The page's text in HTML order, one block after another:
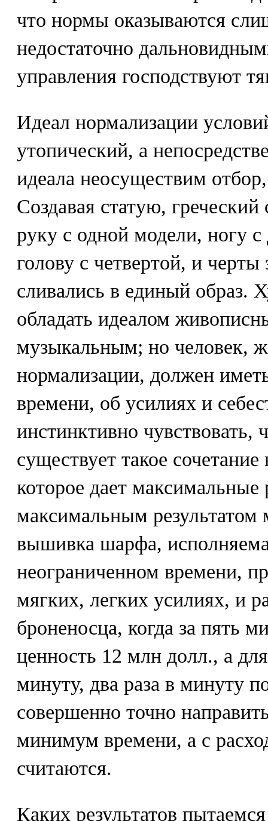
что нормы оказываются
недостаточно
управления господствуют
Идеал нормализации
утопический, а
идеала неосуществим
Создавая статую,
руку с одной модели, ногу с
голову с четвертой, и
сливались в единый образ.
обладать идеалом
музыкальным; но человек,
нормализации, должен
времени, об усилиях и
инстинктивно чувствовать,
существует такое
которое дает максимальные
максимальным
вышивка шарфа,
неограниченном времени,
мягких, легких усилиях, и
броненосца, когда за пять
ценность 12 млн долл., а
минуту, два раза в минуту
совершенно точно
минимум времени, а с
считаются.
Каких результатов